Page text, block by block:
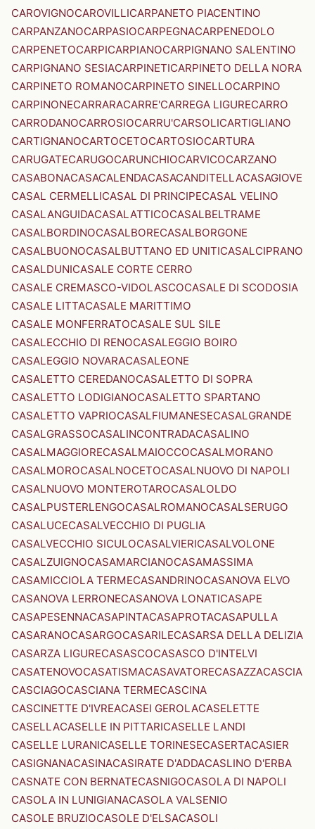
CAROVIGNOCAROVILLICARPANETO PIACENTINO
CARPANZANOCARPASIOCARPEGNACARPENEDOLO
CARPENETOCARPICARPIANOCARPIGNANO SALENTINO
CARPIGNANO SESIACARPINETICARPINETO DELLA NORA
CARPINETO ROMANOCARPINETO SINELLOCARPINO
CARPINONECARRARACARRE'CARREGA LIGURECARRO
CARRODANOCARROSIOCARRU'CARSOLICARTIGLIANO
CARTIGNANOCARTOCETOCARTOSIOCARTURA
CARUGATECARUGOCARUNCHIOCARVICOCARZANO
CASABONACASACALENDACASACANDITELLACASAGIOVE
CASAL CERMELLICASAL DI PRINCIPECASAL VELINO
CASALANGUIDACASALATTICOCASALBELTRAME
CASALBORDINOCASALBORECASALBORGONE
CASALBUONOCASALBUTTANO ED UNITICASALCIPRANO
CASALDUNICASALE CORTE CERRO
CASALE CREMASCO-VIDOLASCOCASALE DI SCODOSIA
CASALE LITTACASALE MARITTIMO
CASALE MONFERRATOCASALE SUL SILE
CASALECCHIO DI RENOCASALEGGIO BOIRO
CASALEGGIO NOVARACASALEONE
CASALETTO CEREDANOCASALETTO DI SOPRA
CASALETTO LODIGIANOCASALETTO SPARTANO
CASALETTO VAPRIOCASALFIUMANESECASALGRANDE
CASALGRASSOCASALINCONTRADACASALINO
CASALMAGGIORECASALMAIOCCOCASALMORANO
CASALMOROCASALNOCETOCASALNUOVO DI NAPOLI
CASALNUOVO MONTEROTAROCASALOLDO
CASALPUSTERLENGOCASALROMANOCASALSERUGO
CASALUCECASALVECCHIO DI PUGLIA
CASALVECCHIO SICULOCASALVIERICASALVOLONE
CASALZUIGNOCASAMARCIANOCASAMASSIMA
CASAMICCIOLA TERMECASANDRINOCASANOVA ELVO
CASANOVA LERRONECASANOVA LONATICASAPE
CASAPESENNACASAPINTACASAPROTACASAPULLA
CASARANOCASARGOCASARILECASARSA DELLA DELIZIA
CASARZA LIGURECASASCOCASASCO D'INTELVI
CASATENOVOCASATISMACASAVATORECASAZZACASCIA
CASCIAGOCASCIANA TERMECASCINA
CASCINETTE D'IVREACASEI GEROLACASELETTE
CASELLACASELLE IN PITTARICASELLE LANDI
CASELLE LURANICASELLE TORINESECASERTACASIER
CASIGNANACASINACASIRATE D'ADDACASLINO D'ERBA
CASNATE CON BERNATECASNIGOCASOLA DI NAPOLI
CASOLA IN LUNIGIANACASOLA VALSENIO
CASOLE BRUZIOCASOLE D'ELSACASOLI